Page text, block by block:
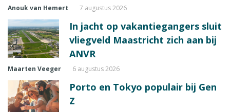
Anouk van Hemert 7 augustus 2026
In jacht op vakantiegangers sluit
vliegveld Maastricht zich aan bij
ANVR
Maarten Veeger 6 augustus 2026
Porto en Tokyo populair bij Gen
Z